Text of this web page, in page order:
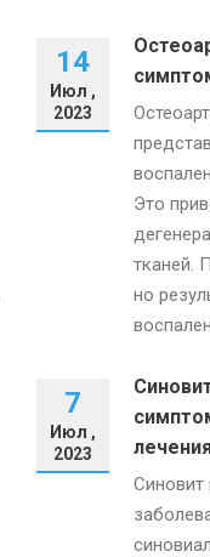
14
Июл ,
2023
Это
тканей.
но
7
Июл ,
2023
Синовит